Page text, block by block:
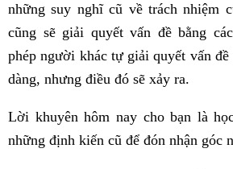
những suy nghĩ cũ về trách nhiệm
cũng sẽ giải quyết vấn đề bằng
phép người khác tự giải quyết vấn đề
dàng, nhưng điều đó sẽ xảy ra.
Lời khuyên hôm nay cho bạn là
những định kiến cũ để đón nhận góc